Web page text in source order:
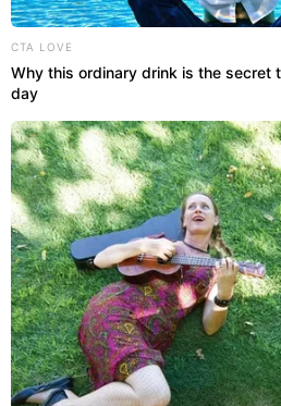
CTA LOVE
Why this ordinary drink is the secret
day